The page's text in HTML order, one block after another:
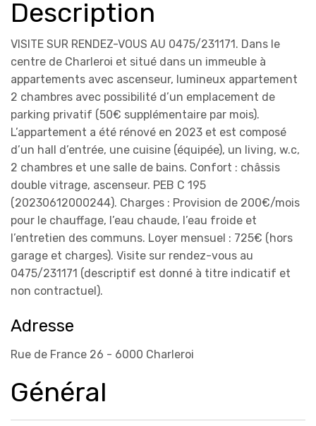
Description
VISITE SUR RENDEZ-VOUS AU 0475/231171. Dans le
centre de Charleroi et situé dans un immeuble à
appartements avec ascenseur, lumineux appartement
2 chambres avec possibilité d’un emplacement de
parking privatif (50€ supplémentaire par mois).
L’appartement a été rénové en 2023 et est composé
d’un hall d’entrée, une cuisine (équipée), un living, w.c,
2 chambres et une salle de bains. Confort : châssis
double vitrage, ascenseur. PEB C 195
(20230612000244). Charges : Provision de 200€/mois
pour le chauffage, l’eau chaude, l’eau froide et
l’entretien des communs. Loyer mensuel : 725€ (hors
garage et charges). Visite sur rendez-vous au
0475/231171 (descriptif est donné à titre indicatif et
non contractuel).
Adresse
Rue de France 26 - 6000 Charleroi
Général